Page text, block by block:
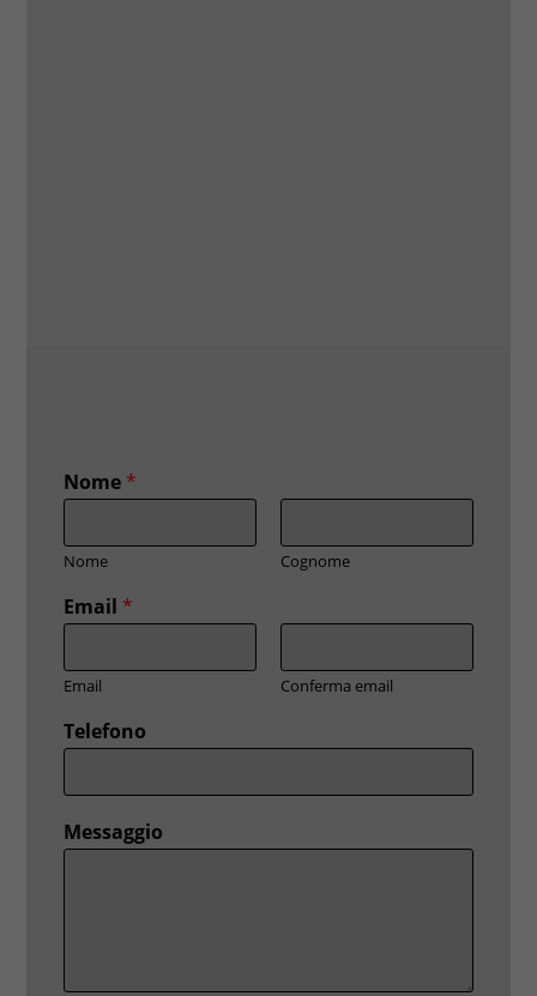
Nome *
Nome Cognome
Email *
Email Conferma email
Telefono
Messaggio